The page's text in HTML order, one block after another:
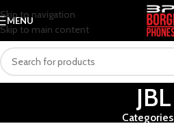
Skip to navigation
Skip to main content
MENU
JBL
Categories